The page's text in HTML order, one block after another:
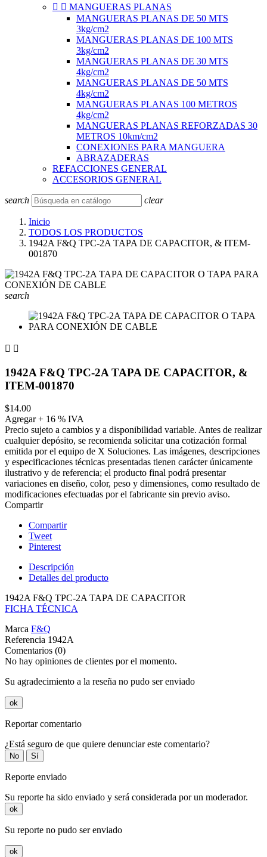
  MANGUERAS PLANAS
MANGUERAS PLANAS DE 50 MTS
3kg/cm2
MANGUERAS PLANAS DE 100 MTS
3kg/cm2
MANGUERAS PLANAS DE 30 MTS
4kg/cm2
MANGUERAS PLANAS DE 50 MTS
4kg/cm2
MANGUERAS PLANAS 100 METROS
4kg/cm2
MANGUERAS PLANAS REFORZADAS 30
METROS 10km/cm2
CONEXIONES PARA MANGUERA
ABRAZADERAS
REFACCIONES GENERAL
ACCESORIOS GENERAL
search clear
Inicio
TODOS LOS PRODUCTOS
1942A F&Q TPC-2A TAPA DE CAPACITOR, & ITEM-
001870
search
 
1942A F&Q TPC-2A TAPA DE CAPACITOR, &
ITEM-001870
$14.00
Agregar + 16 % IVA
Precio sujeto a cambios y a disponibilidad variable. Antes de realizar
cualquier depósito, se recomienda solicitar una cotización formal
emitida por el equipo de X Soluciones. Las imágenes, descripciones
y especificaciones técnicas presentadas tienen carácter únicamente
ilustrativo y de referencia; el producto final podrá presentar
variaciones en diseño, color, peso y dimensiones, como resultado de
modificaciones efectuadas por el fabricante sin previo aviso.
Compartir
Compartir
Tweet
Pinterest
Descripción
Detalles del producto
1942A F&Q TPC-2A TAPA DE CAPACITOR
FICHA TÉCNICA
Marca F&Q
Referencia 1942A
Comentarios (0)
No hay opiniones de clientes por el momento.
Su agradecimiento a la reseña no pudo ser enviado
ok
Reportar comentario
¿Está seguro de que quiere denunciar este comentario?
No Sí
Reporte enviado
Su reporte ha sido enviado y será considerada por un moderador.
ok
Su reporte no pudo ser enviado
ok